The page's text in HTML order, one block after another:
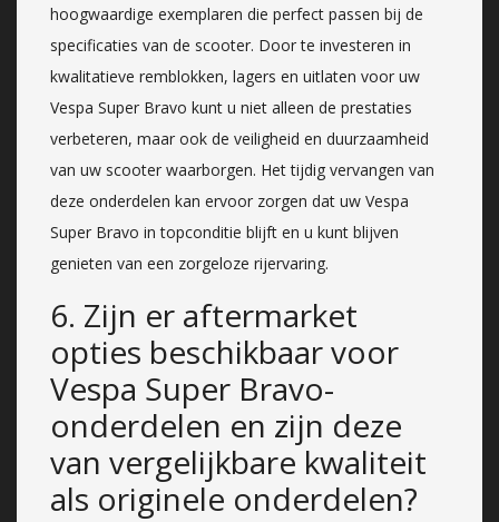
hoogwaardige exemplaren die perfect passen bij de
specificaties van de scooter. Door te investeren in
kwalitatieve remblokken, lagers en uitlaten voor uw
Vespa Super Bravo kunt u niet alleen de prestaties
verbeteren, maar ook de veiligheid en duurzaamheid
van uw scooter waarborgen. Het tijdig vervangen van
deze onderdelen kan ervoor zorgen dat uw Vespa
Super Bravo in topconditie blijft en u kunt blijven
genieten van een zorgeloze rijervaring.
6. Zijn er aftermarket
opties beschikbaar voor
Vespa Super Bravo-
onderdelen en zijn deze
van vergelijkbare kwaliteit
als originele onderdelen?